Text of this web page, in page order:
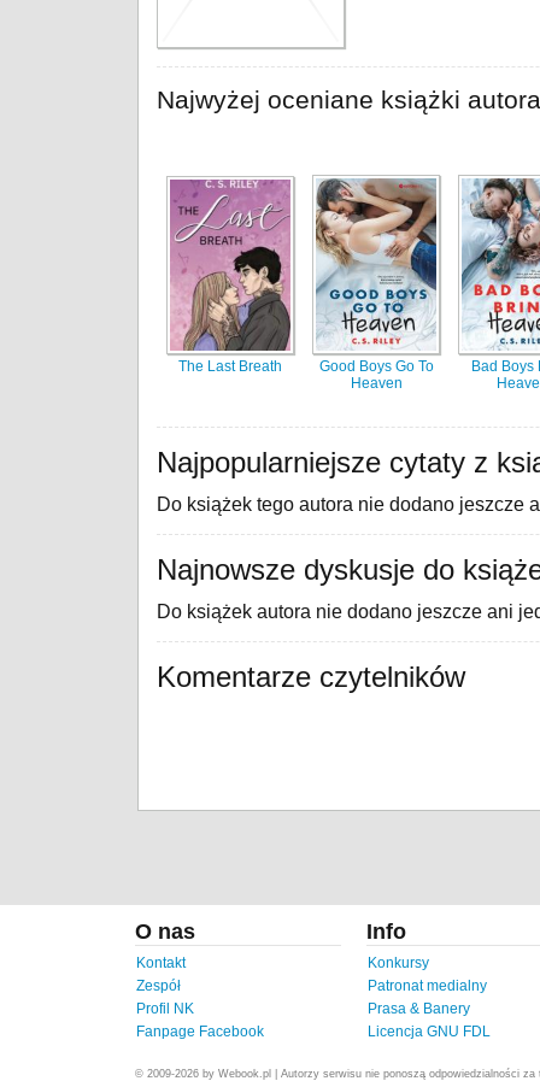
Najwyżej oceniane książki autora
The Last Breath
Good Boys Go To
Heaven
Bad Boys
Najpopularniejsze cytaty z
Do książek tego autora nie dodano jeszcze
Najnowsze dyskusje do
Do książek autora nie dodano jeszcze ani
Komentarze czytelników
O nas
Kontakt
Zespół
Profil NK
Fanpage Facebook
Info
Konkursy
Patronat medialny
Prasa & Banery
Licencja GNU FDL
© 2009-2026 by Webook.pl | Autorzy serwisu nie ponoszą odpowiedzialności